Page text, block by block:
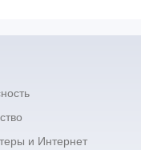
и Интернет